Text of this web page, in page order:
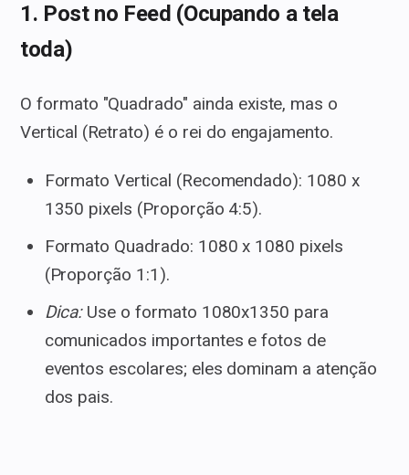
1. Post no Feed (Ocupando a tela
toda)
O formato "Quadrado" ainda existe, mas o
Vertical (Retrato) é o rei do engajamento.
Formato Vertical (Recomendado): 1080 x
1350 pixels (Proporção 4:5).
Formato Quadrado: 1080 x 1080 pixels
(Proporção 1:1).
Dica:Use o formato 1080x1350 para
comunicados importantes e fotos de
eventos escolares; eles dominam a atenção
dos pais.